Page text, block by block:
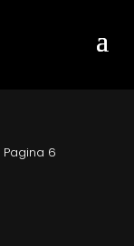
Pagina 6